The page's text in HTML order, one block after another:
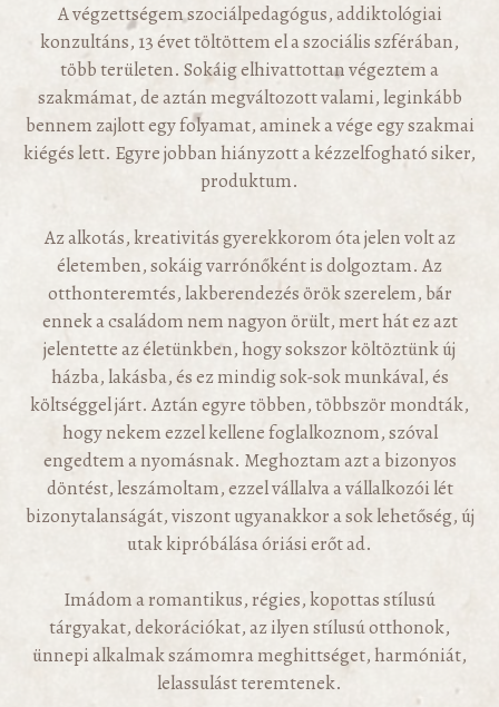
A végzettségem szociálpedagógus, addiktológiai
konzultáns, 13 évet töltöttem el a szociális szférában,
több területen. Sokáig elhivattottan végeztem a
szakmámat, de aztán megváltozott valami, leginkább
bennem zajlott egy folyamat, aminek a vége egy szakmai
kiégés lett. Egyre jobban hiányzott a kézzelfogható siker,
produktum.
Az alkotás, kreativitás gyerekkorom óta jelen volt az
életemben, sokáig varrónőként is dolgoztam. Az
otthonteremtés, lakberendezés örök szerelem, bár
ennek a családom nem nagyon örült, mert hát ez azt
jelentette az életünkben, hogy sokszor költöztünk új
házba, lakásba, és ez mindig sok-sok munkával, és
költséggel járt. Aztán egyre többen, többször mondták,
hogy nekem ezzel kellene foglalkoznom, szóval
engedtem a nyomásnak. Meghoztam azt a bizonyos
döntést, leszámoltam, ezzel vállalva a vállalkozói lét
bizonytalanságát, viszont ugyanakkor a sok lehetőség, új
utak kipróbálása óriási erőt ad.
Imádom a romantikus, régies, kopottas stílusú
tárgyakat, dekorációkat, az ilyen stílusú otthonok,
ünnepi alkalmak számomra meghittséget, harmóniát,
lelassulást teremtenek.